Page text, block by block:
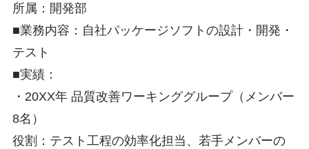
所属：開発部
■業務内容：自社パッケージソフトの設計・開発・
テスト
■実績：
・20XX年 品質改善ワーキンググループ（メンバー
8名）
役割：テスト工程の効率化担当、若手メンバーの